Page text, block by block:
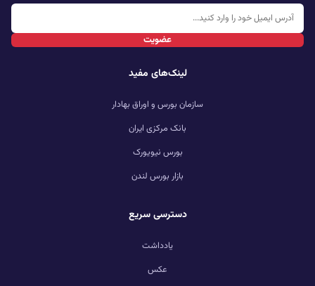
عضویت
لینک‌های مفید
سازمان بورس و اوراق بهادار
بانک مرکزی ایران
بورس نیویورک
بازار بورس لندن
دسترسی سریع
یادداشت
عکس